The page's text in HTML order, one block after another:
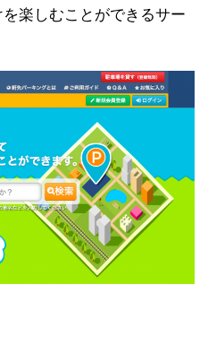
楽しむことができるサー